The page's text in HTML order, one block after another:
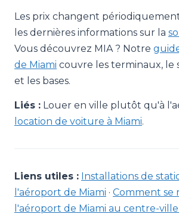
Les prix changent
les dernières informations sur la
Vous découvrez MIA ? Notre
de Miami couvre les terminaux, le
et les bases.
Liés : Louer en ville plutôt qu'à
location de voiture à Miami.
Liens utiles : Installations de
l'aéroport de Miami · Comment se
l'aéroport de Miami au centre-